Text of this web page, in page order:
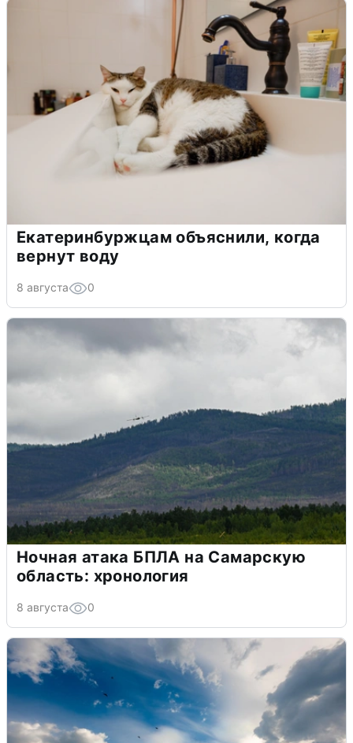
Екатеринбуржцам объяснили, когда
вернут воду
8 августа 0
Ночная атака БПЛА на Самарскую
область: хронология
8 августа 0